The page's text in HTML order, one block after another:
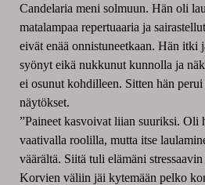
Candelaria meni solmuun. Hän oli
matalampaa repertuaaria ja
eivät enää onnistuneetkaan. Hän itki
syönyt eikä nukkunut kunnolla ja
ei osunut kohdilleen. Sitten hän
näytökset.
”Paineet kasvoivat liian suuriksi. Oli
vaativalla roolilla, mutta itse
väärältä. Siitä tuli elämäni
Korvien väliin jäi kytemään pelko